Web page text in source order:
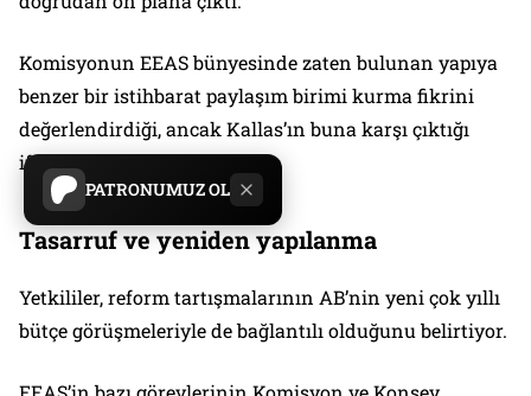
PATRONUMUZ OL
Komisyonun EEAS bünyesinde zaten bulunan yapıya
benzer bir istihbarat paylaşım birimi kurma fikrini
değerlendirdiği, ancak Kallas’ın buna karşı çıktığı
ifade ediliyor.
Tasarruf ve yeniden yapılanma
Yetkililer, reform tartışmalarının AB’nin yeni çok yıllı
bütçe görüşmeleriyle de bağlantılı olduğunu belirtiyor.